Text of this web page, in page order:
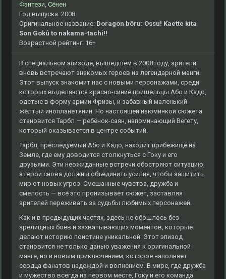
Фэнтези, Сёнен
Год выпуска: 2008
Оригинальное название: Doragon bôru: Ossu! Kaette kita
Son Gokû to nakama-tachi!!
Возрастной рейтинг: 16+
В специальном эпизоде, вышедшем в 2008 году, зрители
вновь встречают знакомых героев из легендарной манги.
Этот выпуск знакомит нас с новыми персонажами, среди
которых выделяются красно-синие пришельцы Або и Кадо,
одетые в форму армии Фризы, и забавный маленький
жёлтый инопланетянин. Но настоящей изюминкой сюжета
становится Тарбл — ребёнок-саян, напоминающий Вегету,
который оказывается в центре событий.
Тарбл, преследуемый Або и Кадо, находит прибежище на
Земле, где ему доводится столкнуться с Гоку и его
друзьями. Эти неожиданные встречи обостряют ситуацию,
а герои снова должны объединить усилия, чтобы защитить
мир от новых угроз. Смешанные чувства, дружба и
смелость — всё это пронизывает сюжет, заставляя
зрителей переживать за судьбы любимых персонажей.
Как и в предыдущих частях, здесь не обошлось без
зрелищных боёв и захватывающих моментов, которые
делают историю поистине уникальной. Этот эпизод
становится не только данью уважения к оригинальной
манге, но и новым приключением, которое наполняет
сердца фанатов надеждой и волнением. В мире, где дружба
и мужество всегда на первом месте, Гоку и его команда